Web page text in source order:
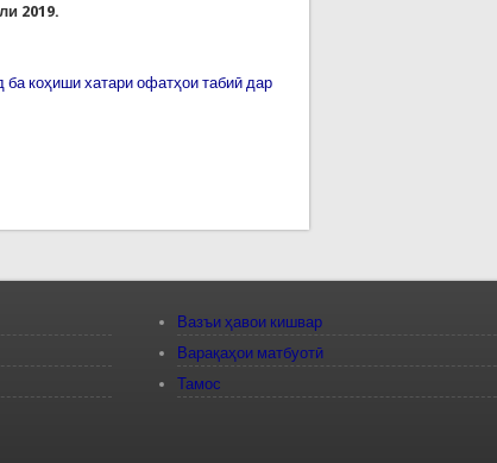
2019.
ба коҳиши хатари офатҳои табиӣ дар
Вазъи ҳавои кишвар
Варақаҳои матбуотӣ
Тамос